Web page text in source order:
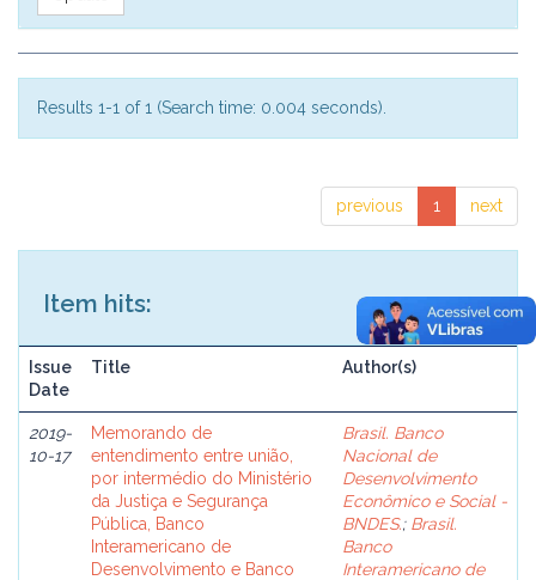
Results 1-1 of 1 (Search time: 0.004 seconds).
previous 1 next
Item hits:
Issue
Date
Title Author(s)
2019-
10-17
Memorando de
entendimento entre união,
por intermédio do Ministério
da Justiça e Segurança
Pública, Banco
Interamericano de
Desenvolvimento e Banco
Brasil. Banco
Nacional de
Desenvolvimento
Econômico e Social -
BNDES.; Brasil.
Banco
Interamericano de